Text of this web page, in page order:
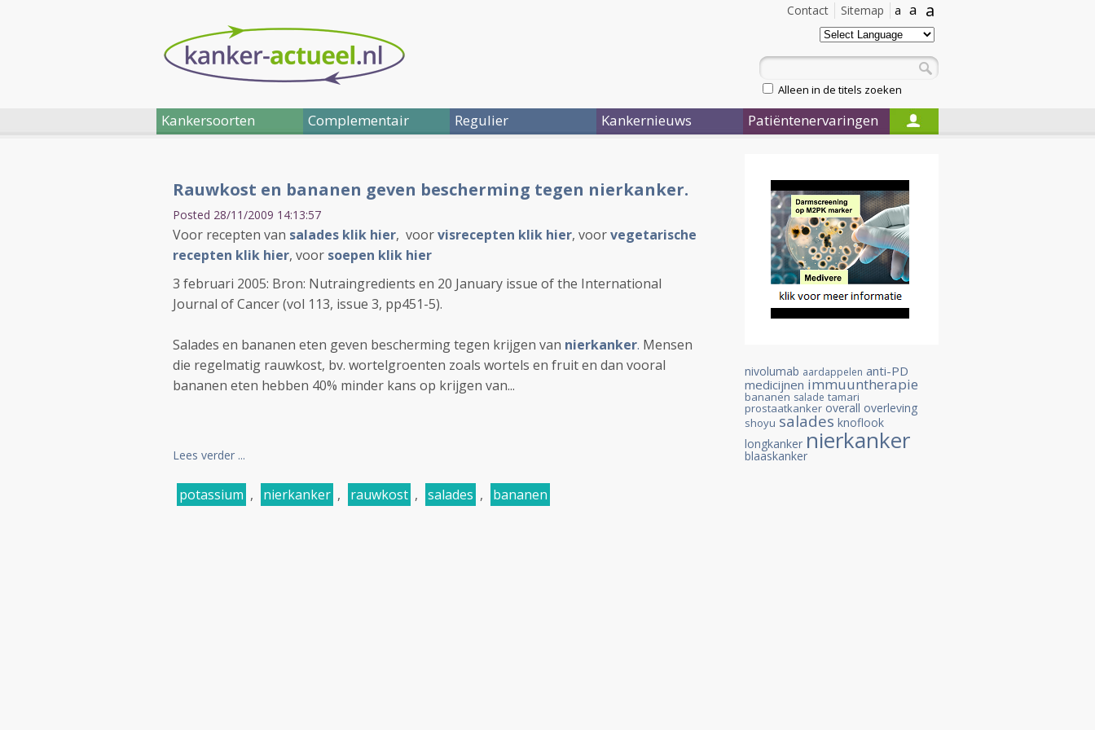
a
a
a
Sitemap
Contact
Alleen in de titels zoeken
Kankersoorten Complementair Regulier Kankernieuws Patiëntenervaringen
Rauwkost en bananen geven bescherming tegen nierkanker.
Posted 28/11/2009 14:13:57
Voor recepten van salades klik hier, voorvisrecepten klik hier, voorvegetarische
recepten klik hier, voor soepen klik hier
3 februari 2005: Bron: Nutraingredients en 20 January issue of the International
Journal of Cancer (vol 113, issue 3, pp451-5).
Salades en bananen eten geven bescherming tegen krijgen van nierkanker. Mensen
die regelmatig rauwkost, bv. wortelgroenten zoals wortels en fruit en dan vooral
bananen eten hebben 40% minder kans op krijgen van...
Lees verder ...
potassium , nierkanker , rauwkost , salades , bananen
nivolumab aardappelen anti-PD
medicijnen immuuntherapie
bananen salade tamari
prostaatkanker overall overleving
shoyu salades knoflook
longkanker nierkanker
blaaskanker